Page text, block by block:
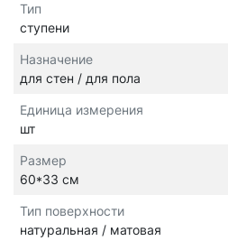
Тип
ступени
Назначение
для стен / для пола
Единица измерения
шт
Размер
60*33 см
Тип поверхности
натуральная / матовая